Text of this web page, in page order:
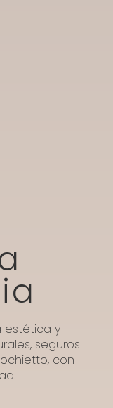
estética y
seguros
con